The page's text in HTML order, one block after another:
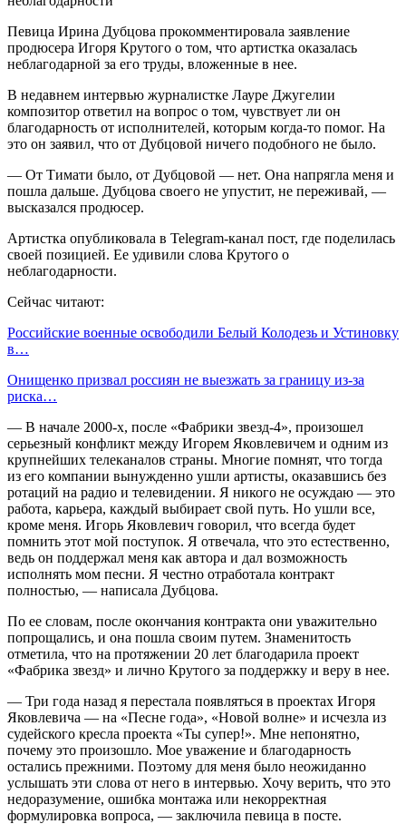
Певица Ирина Дубцова прокомментировала заявление
продюсера Игоря Крутого о том, что артистка оказалась
неблагодарной за его труды, вложенные в нее.
В недавнем интервью журналистке Лауре Джугелии
композитор ответил на вопрос о том, чувствует ли он
благодарность от исполнителей, которым когда-то помог. На
это он заявил, что от Дубцовой ничего подобного не было.
— От Тимати было, от Дубцовой — нет. Она напрягла меня и
пошла дальше. Дубцова своего не упустит, не переживай, —
высказался продюсер.
Артистка опубликовала в Telegram-канал пост, где поделилась
своей позицией. Ее удивили слова Крутого о
неблагодарности.
Сейчас читают:
Российские военные освободили Белый Колодезь и Устиновку
в…
Онищенко призвал россиян не выезжать за границу из-за
риска…
— В начале 2000-х, после «Фабрики звезд-4», произошел
серьезный конфликт между Игорем Яковлевичем и одним из
крупнейших телеканалов страны. Многие помнят, что тогда
из его компании вынужденно ушли артисты, оказавшись без
ротаций на радио и телевидении. Я никого не осуждаю — это
работа, карьера, каждый выбирает свой путь. Но ушли все,
кроме меня. Игорь Яковлевич говорил, что всегда будет
помнить этот мой поступок. Я отвечала, что это естественно,
ведь он поддержал меня как автора и дал возможность
исполнять мом песни. Я честно отработала контракт
полностью, — написала Дубцова.
По ее словам, после окончания контракта они уважительно
попрощались, и она пошла своим путем. Знаменитость
отметила, что на протяжении 20 лет благодарила проект
«Фабрика звезд» и лично Крутого за поддержку и веру в нее.
— Три года назад я перестала появляться в проектах Игоря
Яковлевича — на «Песне года», «Новой волне» и исчезла из
судейского кресла проекта «Ты супер!». Мне непонятно,
почему это произошло. Мое уважение и благодарность
остались прежними. Поэтому для меня было неожиданно
услышать эти слова от него в интервью. Хочу верить, что это
недоразумение, ошибка монтажа или некорректная
формулировка вопроса, — заключила певица в посте.